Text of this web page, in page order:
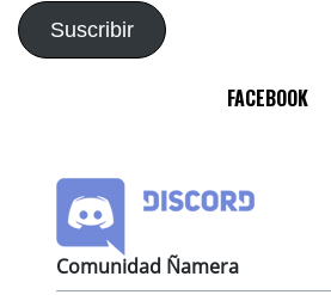
electrónico
Suscribir
FACEBOOK
Comunidad Ñamera